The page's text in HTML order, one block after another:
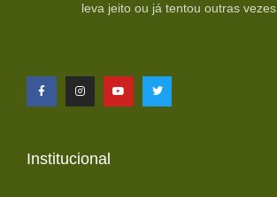
leva jeito ou já tentou outras vezes.
Institucional